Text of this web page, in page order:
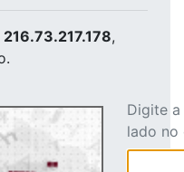
216.73.217.178,
Digite
lado no